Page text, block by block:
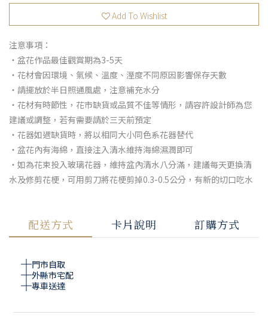
Add To Wishlist
注意事項：
・盆花作品最佳觀賞期為3-5天
・花材會因環境、氣候、溫度、溼度不同原因影響保存天數
・請擺放於半日照通風處，注意補充水分
・花材有時節性，花市缺貨或品質不佳等情形，請容許設計師為您
建議或調整，若有需要請於三天前預定
・花器如遇缺貨時，將以相同大小同色系花器替代
・盆花內有海綿，直接注入清水維持海綿濕潤即可
・如為花束投入玻璃花器，維持盆內清水八分滿，建議每天更換清
水及修剪花梗，可用剪刀將花梗剪掉0.3-0.5公分，有新的切口吃水
配送方式 卡片說明 訂購方式
門市自取
外縣市宅配
專車送達